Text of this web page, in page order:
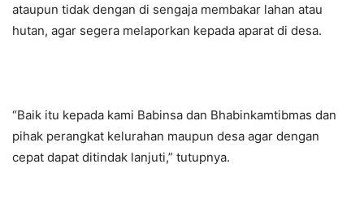
ataupun tidak dengan di sengaja membakar lahan atau
hutan, agar segera melaporkan kepada aparat di desa.
“Baik itu kepada kami Babinsa dan Bhabinkamtibmas dan
pihak perangkat kelurahan maupun desa agar dengan
cepat dapat ditindak lanjuti,” tutupnya.